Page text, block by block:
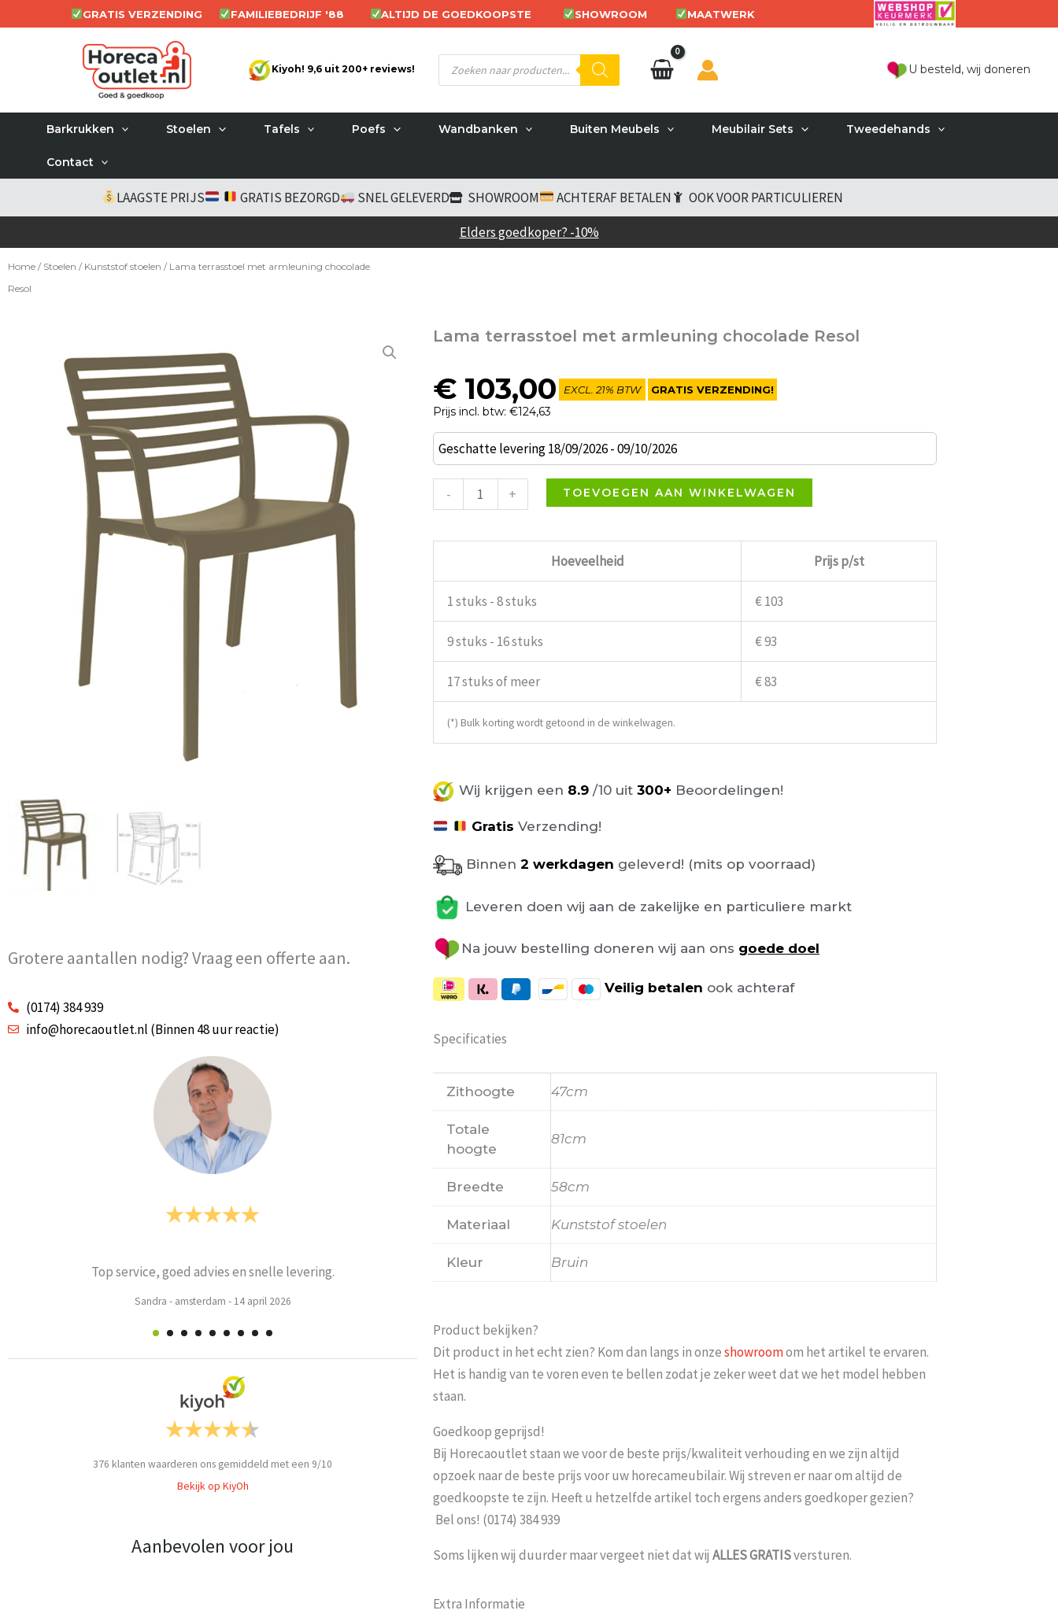
naar
GRATIS VERZENDING FAMILIEBEDRIJF '88 ALTIJD DE GOEDKOOPSTE SHOWROOM MAATWERK
Kiyoh! 9,6 uit 200+ reviews!
Producten
zoeken U besteld, wij doneren
Barkrukken Stoelen Tafels Poefs Wandbanken Buiten Meubels Meubilair Sets Tweedehands
Contact
LAAGSTE PRIJS GRATIS BEZORGD SNEL GELEVERD SHOWROOM ACHTERAF BETALEN
OOK VOOR PARTICULIEREN
Elders goedkoper? -10%
Home / Stoelen / Kunststof stoelen / Lama terrasstoel met armleuning chocolade
Resol
Grotere aantallen nodig? Vraag een offerte aan.
(0174) 384 939
info@horecaoutlet.nl (Binnen 48 uur reactie)
Prima
Weets mieke -Turnhout-3 maart 2026
Probeer het nog sneller te laten bezorgen Nu minimaal 2 weken erop
376 klanten waarderen ons gemiddeld met een 9/10
Bekijk op KiyOh
Aanbevolen voor jou
Lama terrasstoel met armleuning chocolade Resol
€ 103,00
Prijs incl. btw: €124,63
EXCL. 21% BTW GRATIS VERZENDING!
Geschatte levering 18/09/2026 - 09/10/2026
-
Lama
terrasstoel
armleuning
aantal
+ TOEVOEGEN AAN WINKELWAGEN
Hoeveelheid Prijs p/st
1 stuks - 8 stuks € 103
9 stuks - 16 stuks € 93
17 stuks of meer € 83
(*) Bulk korting wordt getoond in de winkelwagen.
Wij krijgen een 8.9 /10 uit 300+ Beoordelingen!
Gratis Verzending!
Binnen 2 werkdagen geleverd! (mits op voorraad)
Leveren doen wij aan de zakelijke en particuliere markt
Na jouw bestelling doneren wij aan ons goede doel
Veilig betalen ook achteraf
Specificaties
Zithoogte 47cm
Totale
hoogte
81cm
Breedte 58cm
Materiaal Kunststof stoelen
Kleur Bruin
Product bekijken?
Dit product in het echt zien? Kom dan langs in onzeshowroomom het artikel te ervaren.
Het is handig van te voren even te bellen zodat je zeker weet dat we het model hebben
staan.
Goedkoop geprijsd!
Bij Horecaoutlet staan we voor de beste prijs/kwaliteit verhouding en we zijn altijd
opzoek naar de beste prijs voor uw horecameubilair. Wij streven er naar om altijd de
goedkoopste te zijn. Heeft u hetzelfde artikel toch ergens anders goedkoper gezien?
Bel ons! (0174) 384 939
Soms lijken wij duurder maar vergeet niet dat wij ALLESGRATISversturen.
Extra Informatie